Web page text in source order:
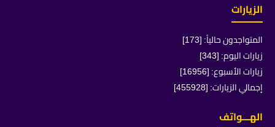
الزيارات
المتواجدون حالياً: [173]
زيارات اليوم: [343]
زيارات الأسبوع: [16956]
إجمالي الزيارات: [455928]
الهـــواتف